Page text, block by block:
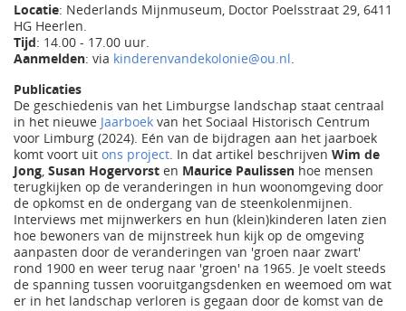
Locatie: Nederlands Mijnmuseum, Doctor Poelsstraat 29, 6411
HG Heerlen.
Tijd: 14.00 - 17.00 uur.
Aanmelden: via kinderenvandekolonie@ou.nl.
Publicaties
De geschiedenis van het Limburgse landschap staat centraal
in het nieuwe Jaarboek van het Sociaal Historisch Centrum
voor Limburg (2024). Eén van de bijdragen aan het jaarboek
komt voort uit ons project. In dat artikel beschrijven Wim de
Jong, Susan Hogervorst en Maurice Paulissen hoe mensen
terugkijken op de veranderingen in hun woonomgeving door
de opkomst en de ondergang van de steenkolenmijnen.
Interviews met mijnwerkers en hun (klein)kinderen laten zien
hoe bewoners van de mijnstreek hun kijk op de omgeving
aanpasten door de veranderingen van 'groen naar zwart'
rond 1900 en weer terug naar 'groen' na 1965. Je voelt steeds
de spanning tussen vooruitgangsdenken en weemoed om wat
er in het landschap verloren is gegaan door de komst van de